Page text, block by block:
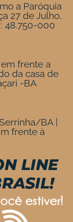
a Paróquia
27 de Julho,
48.750-000
em frente a
da casa de
-BA
BA |
frente à